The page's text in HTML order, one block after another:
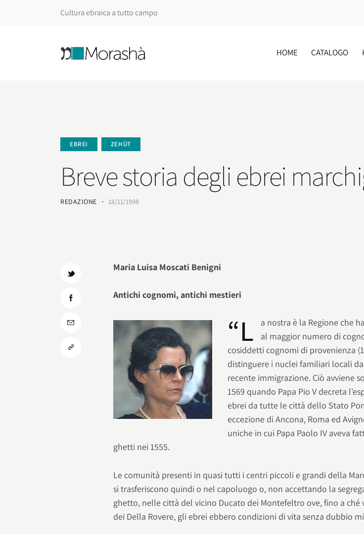
Cultura ebraica a tutto campo
HOME CATALOGO
EBREI ZEHÙT
Breve storia degli ebrei
REDAZIONE 18/11/1998
Maria Luisa Moscati Benigni
Antichi cognomi, antichi mestieri
“L
a nostra è la Regione che
al maggior numero di
cosiddetti cognomi di provenienza
distinguere i nuclei familiari locali
recente immigrazione. Ciò avviene
1569 quando Papa Pio V decreta
ebrei da tutte le città dello Stato
eccezione di Ancona, Roma ed
uniche in cui Papa Paolo IV aveva
ghetti nei 1555.
Le comunità presenti in quasi tutti i centri piccoli e grandi della
si trasferiscono quindi o nel capoluogo o, non accettando la
ghetto, nelle città del vicino Ducato dei Montefeltro ove, fino a ché
dei Della Rovere, gli ebrei ebbero condizioni di vita senza dubbio